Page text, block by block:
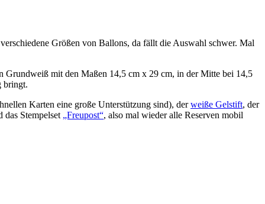
Größen von Ballons, da fällt die Auswahl schwer. Mal
Grundweiß mit den Maßen 14,5 cm x 29 cm, in der Mitte bei 14,5
bringt.
Karten eine große Unterstützung sind), derweiße Gelstift, der
das Stempelset „Freupost“, also mal wieder alle Reserven mobil